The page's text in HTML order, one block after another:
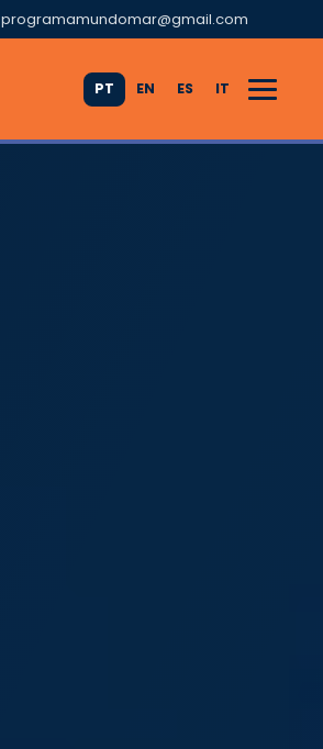
programamundomar@gmail.com
PT EN ES IT